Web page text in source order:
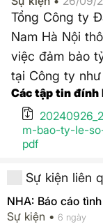
Tổng Công ty
Nam Hà Nội
việc đảm bảo
tại Công ty như
Các tập tin đính
m-bao-ty-le-
pdf
Sự kiện liên
NHA: Báo cáo
Sự kiện • 6 ngày